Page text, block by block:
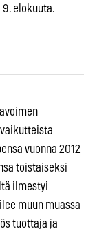
elokuuta.
vuonna 2012
toistaiseksi
ilmestyi
muun muassa
tuottaja ja